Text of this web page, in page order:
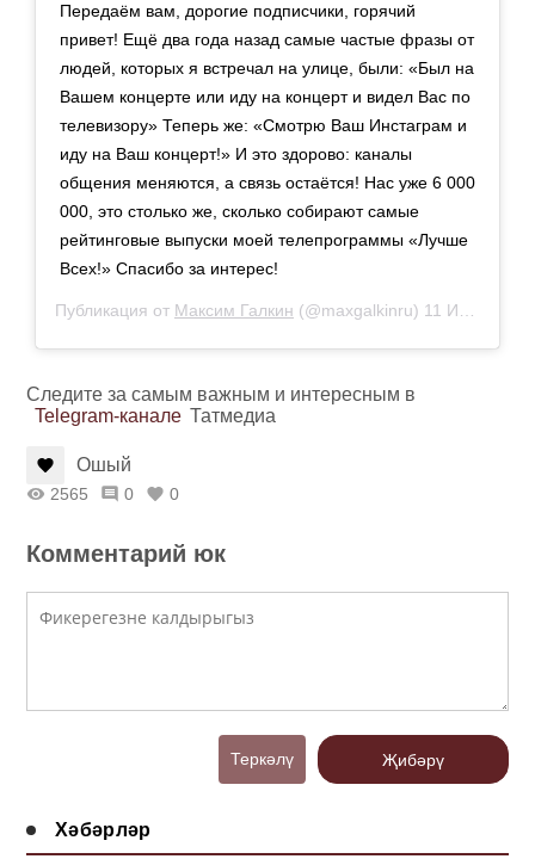
Передаём вам, дорогие подписчики, горячий
привет! Ещё два года назад самые частые фразы от
людей, которых я встречал на улице, были: «Был на
Вашем концерте или иду на концерт и видел Вас по
телевизору» Теперь же: «Смотрю Ваш Инстаграм и
иду на Ваш концерт!» И это здорово: каналы
общения меняются, а связь остаётся! Нас уже 6 000
000, это столько же, сколько собирают самые
рейтинговые выпуски моей телепрограммы «Лучше
Всех!» Спасибо за интерес!
Публикация от Максим Галкин (@maxgalkinru) 11 Июл 2019 в 2:50 PDT
Следите за самым важным и интересным в
Telegram-канале Татмедиа
Ошый
2565 0 0
Комментарий юк
Теркәлү Җибәрү
Хәбәрләр